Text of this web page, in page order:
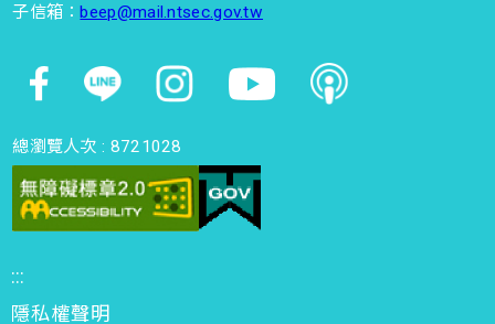
子信箱：beep@mail.ntsec.gov.tw
總瀏覽人次 : 8721028
:::
隱私權聲明